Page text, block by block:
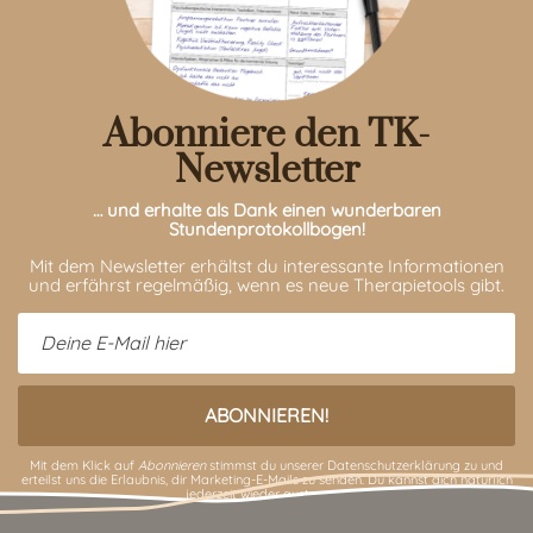
Abonniere den TK-
Newsletter
… und erhalte als Dank einen wunderbaren
Stundenprotokollbogen!
Mit dem Newsletter erhältst du interessante Informationen
und erfährst regelmäßig, wenn es neue Therapietools gibt.
Mit dem Klick auf Abonnierenstimmst du unserer Datenschutzerklärung zu und
erteilst uns die Erlaubnis, dir Marketing-E-Mails zu senden. Du kannst dich natürlich
jederzeit wieder austragen.